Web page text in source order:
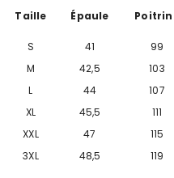
Taille Épaule
S
41 99
M
42,5 103
L
44 107
XL
45,5 111
XXL
47 115
3XL
48,5 119